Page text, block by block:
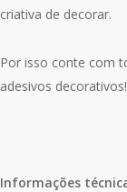
criativa de decorar.
Por isso conte com
adesivos decorativos!
Informações